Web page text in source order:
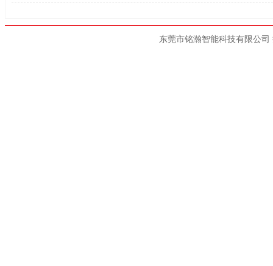
东莞市铭瀚智能科技有限公司